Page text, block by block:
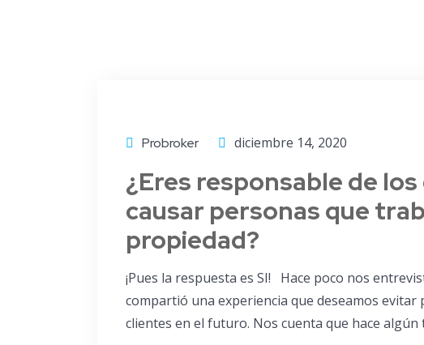
Probroker diciembre 14, 2020
¿Eres responsable de
causar personas que
propiedad?
¡Pues la respuesta es SI! Hace poco nos
compartió una experiencia que deseamos
clientes en el futuro. Nos cuenta que hace algún